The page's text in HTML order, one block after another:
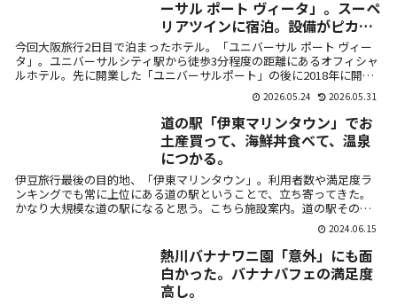
ーサル ポート ヴィータ」。スーペ
リアツインに宿泊。設備がピカピ
カ、全室バストイレ別が良い。フ
ァミリーにおすすめ。
今回大阪旅行2日目で泊まったホテル。「ユニバーサル ポート ヴィー
タ」。ユニバーサルシティ駅から徒歩3分程度の距離にあるオフィシャ
ルホテル。先に開業した「ユニバーサルポート」の後に2018年に開業
2026.05.24 2026.05.31
道の駅「伊東マリンタウン」でお
土産買って、海鮮丼食べて、温泉
につかる。
伊豆旅行最後の目的地、「伊東マリンタウン」。利用者数や満足度ラ
ンキングでも常に上位にある道の駅ということで、立ち寄ってきた。
かなり大規模な道の駅になると思う。こちら施設案内。道の駅そのも
2024.06.15
熱川バナナワニ園「意外」にも面
白かった。バナナパフェの満足度
高し。